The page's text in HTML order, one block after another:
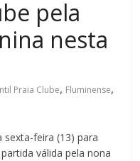
pela
nesta
Praia Clube, Fluminense,
sexta-feira (13) para
válida pela nona